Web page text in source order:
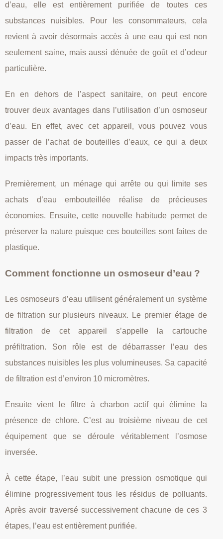
d’eau, elle est entièrement purifiée de toutes ces
substances nuisibles. Pour les consommateurs, cela
revient à avoir désormais accès à une eau qui est non
seulement saine, mais aussi dénuée de goût et d’odeur
particulière.
En en dehors de l’aspect sanitaire, on peut encore
trouver deux avantages dans l’utilisation d’un osmoseur
d’eau. En effet, avec cet appareil, vous pouvez vous
passer de l’achat de bouteilles d’eaux, ce qui a deux
impacts très importants.
Premièrement, un ménage qui arrête ou qui limite ses
achats d’eau embouteillée réalise de précieuses
économies. Ensuite, cette nouvelle habitude permet de
préserver la nature puisque ces bouteilles sont faites de
plastique.
Comment fonctionne un osmoseur d’eau ?
Les osmoseurs d’eau utilisent généralement un système
de filtration sur plusieurs niveaux. Le premier étage de
filtration de cet appareil s’appelle la cartouche
préfiltration. Son rôle est de débarrasser l’eau des
substances nuisibles les plus volumineuses. Sa capacité
de filtration est d’environ 10 micromètres.
Ensuite vient le filtre à charbon actif qui élimine la
présence de chlore. C’est au troisième niveau de cet
équipement que se déroule véritablement l’osmose
inversée.
À cette étape, l’eau subit une pression osmotique qui
élimine progressivement tous les résidus de polluants.
Après avoir traversé successivement chacune de ces 3
étapes, l’eau est entièrement purifiée.